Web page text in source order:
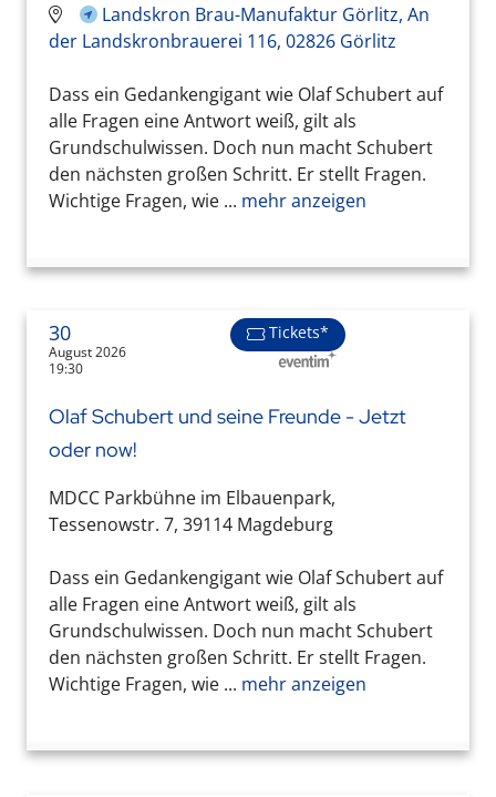
Landskron Brau-Manufaktur Görlitz, An
der Landskronbrauerei 116, 02826 Görlitz
Dass ein Gedankengigant wie Olaf Schubert auf
alle Fragen eine Antwort weiß, gilt als
Grundschulwissen. Doch nun macht Schubert
den nächsten großen Schritt. Er stellt Fragen.
Wichtige Fragen, wie ... mehr anzeigen
30
August 2026
19:30
Tickets*
Olaf Schubert und seine Freunde - Jetzt
oder now!
MDCC Parkbühne im Elbauenpark,
Tessenowstr. 7, 39114 Magdeburg
Dass ein Gedankengigant wie Olaf Schubert auf
alle Fragen eine Antwort weiß, gilt als
Grundschulwissen. Doch nun macht Schubert
den nächsten großen Schritt. Er stellt Fragen.
Wichtige Fragen, wie ... mehr anzeigen